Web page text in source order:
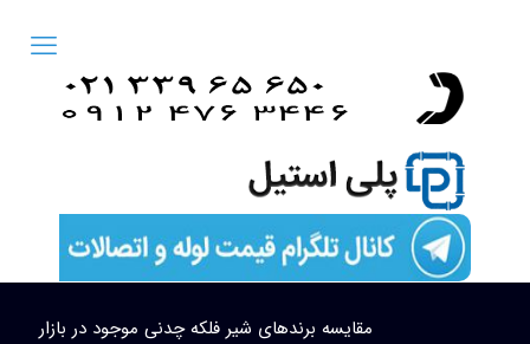
مقایسه برندهای شیر فلکه چدنی موجود در بازار